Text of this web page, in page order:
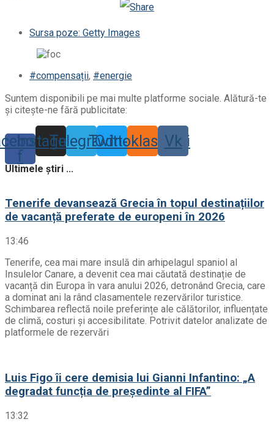
Odnoklassniki
Sursa poze: Getty Images
#compensații, #energie
Suntem disponibili pe mai multe platforme sociale. Alătură-te
și citește-ne fără publicitate:
f
Instagram
TelegramTwitter
Odnoklassniki
Vk
Ultimele știri ...
Tenerife devansează Grecia în topul destinațiilor
de vacanță preferate de europeni în 2026
13:46
Tenerife, cea mai mare insulă din arhipelagul spaniol al
Insulelor Canare, a devenit cea mai căutată destinație de
vacanță din Europa în vara anului 2026, detronând Grecia, care
a dominat ani la rând clasamentele rezervărilor turistice.
Schimbarea reflectă noile preferințe ale călătorilor, influențate
de climă, costuri și accesibilitate. Potrivit datelor analizate de
platformele de rezervări
Luis Figo îi cere demisia lui Gianni Infantino: „A
degradat funcția de președinte al FIFA”
13:32